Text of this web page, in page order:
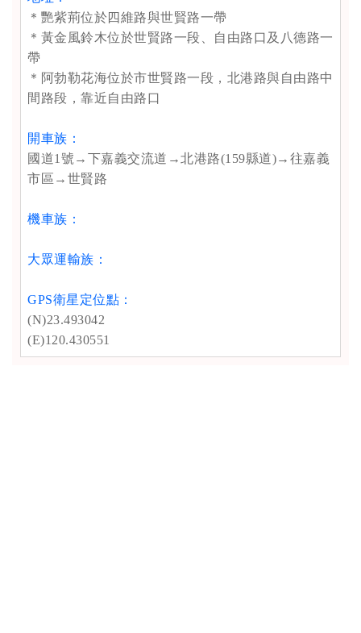
＊艷紫荊位於四維路與世賢路一帶
＊黃金風鈴木位於世賢路一段、自由路口及八德路一
帶
＊阿勃勒花海位於市世賢路一段，北港路與自由路中
間路段，靠近自由路口
開車族：
國道1號→下嘉義交流道→北港路(159縣道)→往嘉義
市區→世賢路
機車族：
大眾運輸族：
GPS衛星定位點：
(N)23.493042
(E)120.430551